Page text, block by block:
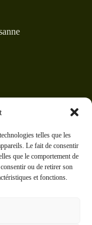
telles que les
Le fait de consentir
que le comportement de
ou de retirer son
et fonctions.
!